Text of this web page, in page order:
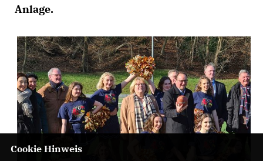
Anlage.
Cookie Hinweis